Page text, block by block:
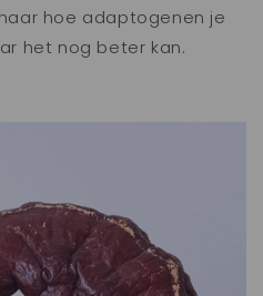
hoe adaptogenen je
het nog beter kan.